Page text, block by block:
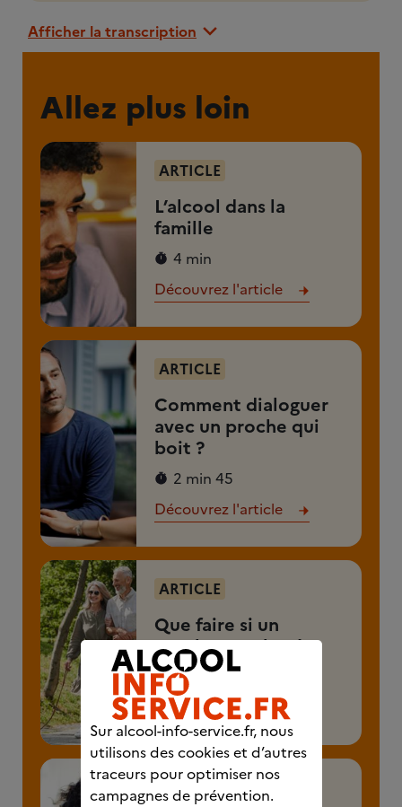
Afficher la transcription
Allez plus loin
ARTICLE
L’alcool dans la
famille
4 min
Découvrez l'article
ARTICLE
Comment dialoguer
avec un proche qui
boit ?
2 min 45
Découvrez l'article
ARTICLE
Que faire si un
proche a rechuté ?
3 min
Découvrez l'article
ARTICLE
Sur alcool-info-service.fr, nous
utilisons des cookies et d’autres
traceurs pour optimiser nos
campagnes de prévention.